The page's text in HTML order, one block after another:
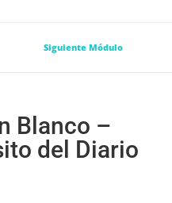
Siguiente Módulo
Blanco –
del Diario